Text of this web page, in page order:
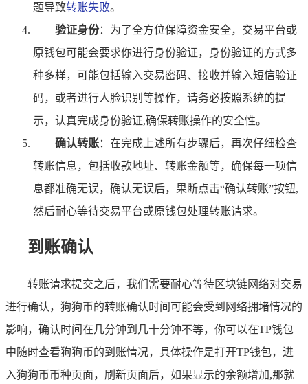
题导致转账失败。
验证身份：为了全方位保障资金安全，交易平台或
原钱包可能会要求你进行身份验证，身份验证的方式多
种多样，可能包括输入交易密码、接收并输入短信验证
码，或者进行人脸识别等操作，请务必按照系统的提
示，认真完成身份验证,确保转账操作的安全性。
确认转账：在完成上述所有步骤后，再次仔细检查
转账信息，包括收款地址、转账金额等，确保每一项信
息都准确无误，确认无误后，果断点击“确认转账”按钮,
然后耐心等待交易平台或原钱包处理转账请求。
到账确认
转账请求提交之后，我们需要耐心等待区块链网络对交易
进行确认，狗狗币的转账确认时间可能会受到网络拥堵情况的
影响，确认时间在几分钟到几十分钟不等，你可以在TP钱包
中随时查看狗狗币的到账情况，具体操作是打开TP钱包，进
入狗狗币币种页面，刷新页面后，如果显示的余额增加,那就